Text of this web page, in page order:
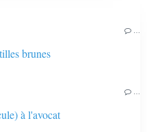
brunes
à l'avocat